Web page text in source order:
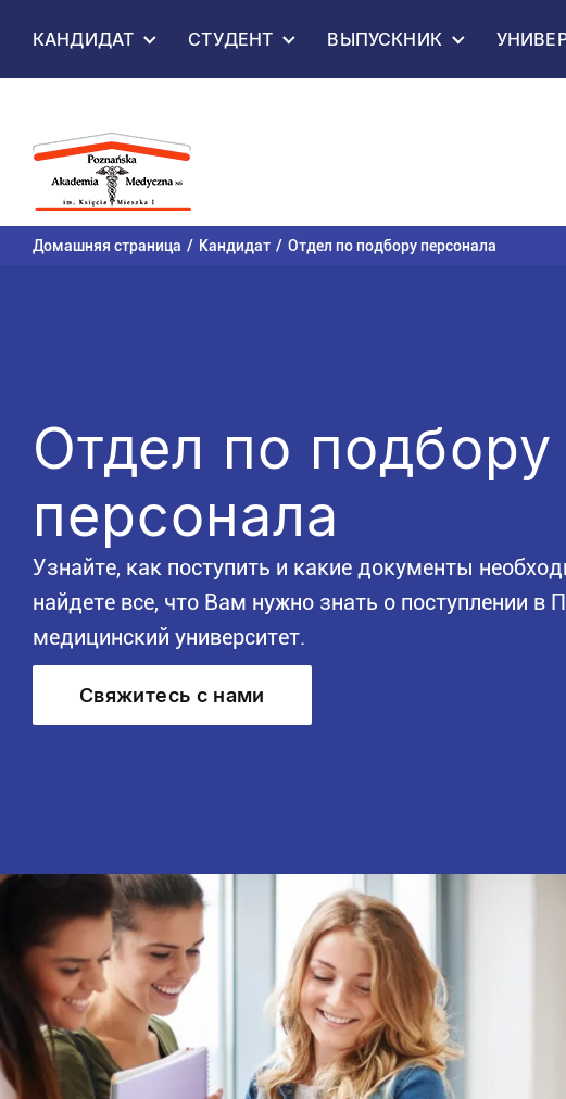
Перейти к
КАНДИДАТ СТУДЕНТ ВЫПУСКНИК
Домашняя страница Кандидат Отдел по подбору персонала
Отдел по подбору
персонала
Узнайте, как поступить и какие документы
найдете все, что Вам нужно знать о поступлении в
медицинский университет.
Свяжитесь с нами